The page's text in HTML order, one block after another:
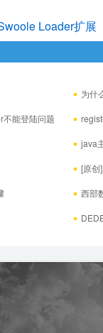
Loader扩展
为什
符，是
能登陆问题
java
[原创
西部